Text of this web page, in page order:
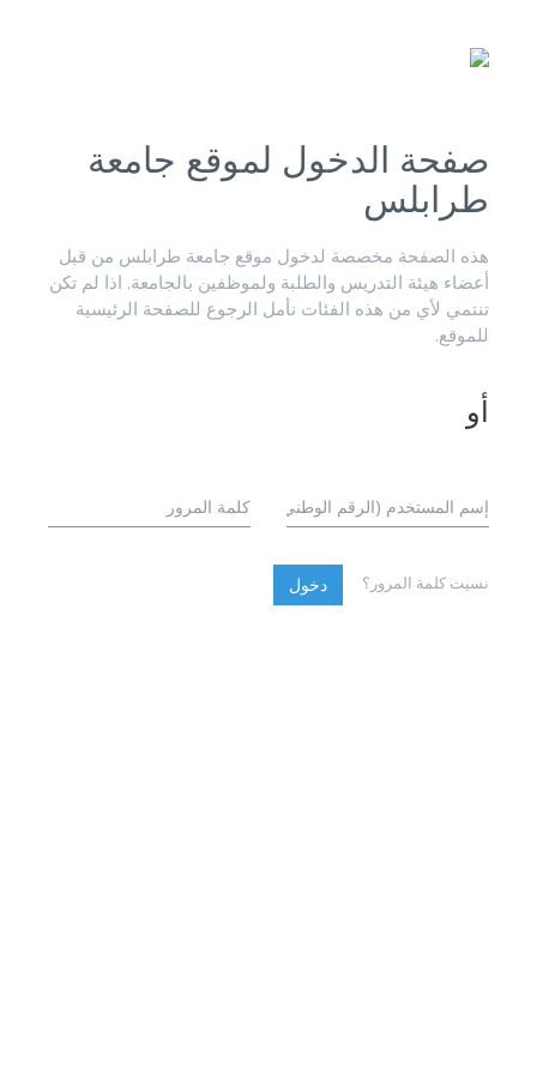
صفحة الدخول لموقع جامعة
طرابلس
هذه الصفحة مخصصة لدخول موقع جامعة طرابلس من قبل
أعضاء هيئة التدريس والطلبة ولموظفين بالجامعة. اذا لم تكن
تنتمي لأي من هذه الفئات نأمل الرجوع للصفحة الرئيسية
للموقع.
أو
نسيت كلمة المرور؟ دخول